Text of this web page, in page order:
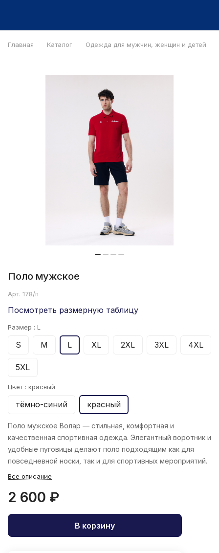
Главная Каталог Одежда для мужчин, женщин и детей
Поло мужское
Арт. 178/п
Посмотреть размерную таблицу
Размер : L
S M L XL 2XL 3XL 4XL
5XL
Цвет : красный
тёмно-синий красный
Поло мужское Волар — стильная, комфортная и
качественная спортивная одежда. Элегантный воротник и
удобные пуговицы делают поло подходящим как для
повседневной носки, так и для спортивных мероприятий.
Все описание
2 600 ₽
В корзину